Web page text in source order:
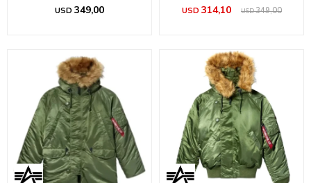
USD 349,00 USD 314,10 USD349,00